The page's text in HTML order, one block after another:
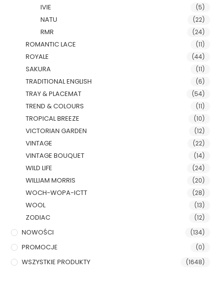
IVIE (5)
NATU (22)
RMR (24)
ROMANTIC LACE (11)
ROYALE (44)
SAKURA (11)
TRADITIONAL ENGLISH (6)
TRAY & PLACEMAT (54)
TREND & COLOURS (11)
TROPICAL BREEZE (10)
VICTORIAN GARDEN (12)
VINTAGE (22)
VINTAGE BOUQUET (14)
WILD LIFE (24)
WILLIAM MORRIS (20)
WOCH-WOPA-ICTT (28)
WOOL (13)
ZODIAC (12)
NOWOŚCI (134)
PROMOCJE (0)
WSZYSTKIE PRODUKTY (1648)